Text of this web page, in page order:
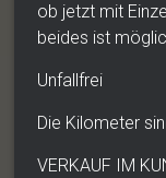
ob jetzt mit
beides ist
Unfallfrei
Die Kilometer
VERKAUF IM